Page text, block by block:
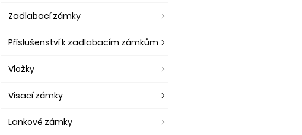
Zadlabací zámky
Příslušenství k zadlabacím zámkům
Vložky
Visací zámky
Lankové zámky